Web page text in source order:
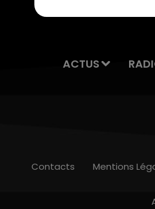
ACTUS
Contacts Mentions